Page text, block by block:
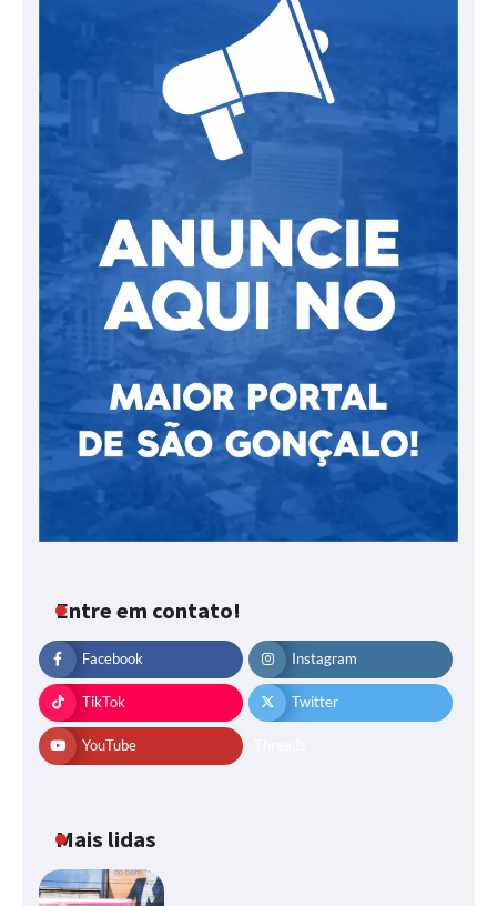
Entre em contato!
Facebook Instagram
TikTok Twitter
YouTube
Mais lidas